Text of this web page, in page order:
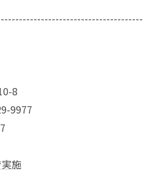
8
9977
施